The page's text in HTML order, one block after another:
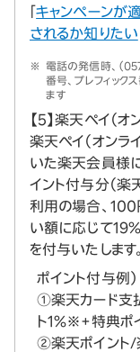
「キャンペーンが
されるか知りたい
※
電話の発信時、（
番号、プレフィック
ます
【5】楽天ペイ（
楽天ペイ（オン
いた楽天会員様
イント付与分（楽
利用の場合、100
い額に応じて19％
を付与いたします。
ポイント付与例）
①楽天カード支
ト1%※+特典ポ
②楽天ポイント/